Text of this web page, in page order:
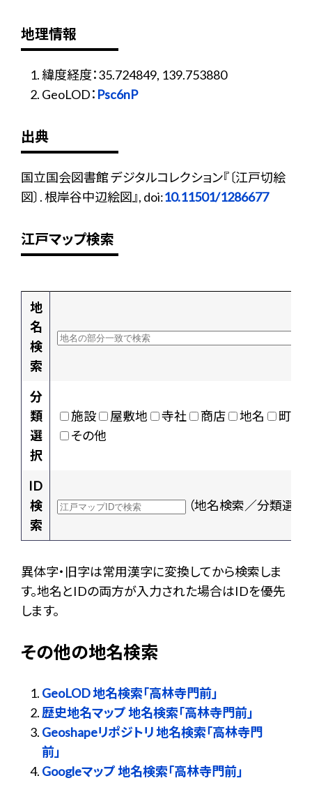
地理情報
緯度経度：35.724849, 139.753880
GeoLOD： Psc6nP
出典
国立国会図書館 デジタルコレクション『〔江戸切絵
図〕. 根岸谷中辺絵図』, doi:10.11501/1286677
江戸マップ検索
地
名
検
索
分
類
選
択
施設 屋敷地 寺社 商店 地名
町村
その他
ID
検
索
（地名検索／分類選択
異体字・旧字は常用漢字に変換してから検索しま
す。地名とIDの両方が入力された場合はIDを優先
します。
その他の地名検索
GeoLOD 地名検索「高林寺門前」
歴史地名マップ 地名検索「高林寺門前」
Geoshapeリポジトリ 地名検索「高林寺門
前」
Googleマップ 地名検索「高林寺門前」